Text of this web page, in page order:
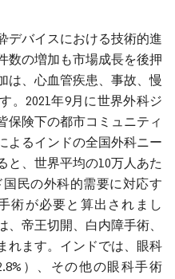
デバイスにおける技術的進
数の増加も市場成長を後押
は、心血管疾患、事故、慢
。2021年9月に世界外科ジ
保険下の都市コミュニティ
よるインドの全国外科ニー
と、世界平均の10万人あた
国民の外科的需要に対応す
術が必要と算出されまし
帝王切開、白内障手術、
れます。インドでは、眼科
）、その他の眼科手術